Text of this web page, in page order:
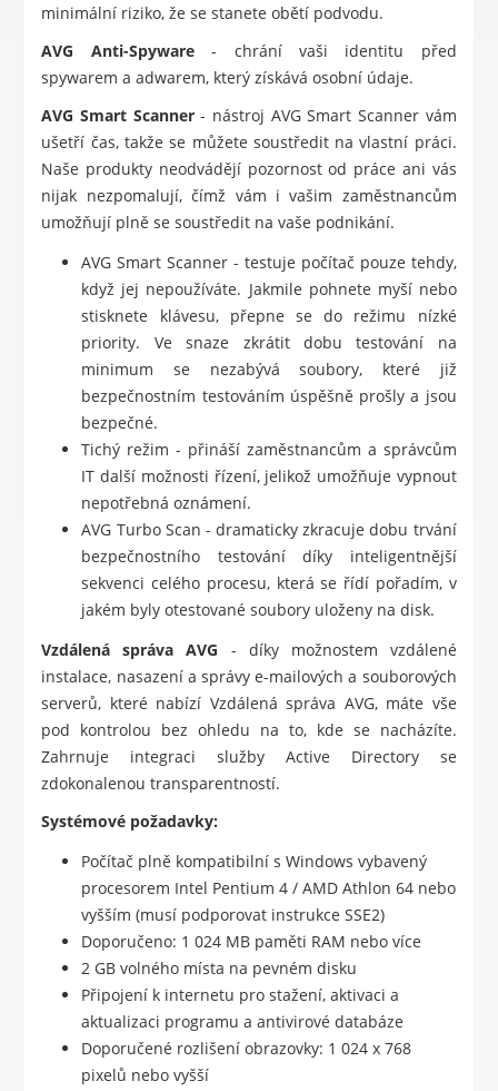
minimální riziko, že se stanete obětí podvodu.
AVG Anti-Spyware- chrání vaši identitu před
spywarem a adwarem, který získává osobní údaje.
AVG Smart Scanner- nástroj AVG Smart Scanner vám
ušetří čas, takže se můžete soustředit na vlastní práci.
Naše produkty neodvádějí pozornost od práce ani vás
nijak nezpomalují, čímž vám i vašim zaměstnancům
umožňují plně se soustředit na vaše podnikání.
AVG Smart Scanner - testuje počítač pouze tehdy,
když jej nepoužíváte. Jakmile pohnete myší nebo
stisknete klávesu, přepne se do režimu nízké
priority. Ve snaze zkrátit dobu testování na
minimum se nezabývá soubory, které již
bezpečnostním testováním úspěšně prošly a jsou
bezpečné.
Tichý režim - přináší zaměstnancům a správcům
IT další možnosti řízení, jelikož umožňuje vypnout
nepotřebná oznámení.
AVG Turbo Scan - dramaticky zkracuje dobu trvání
bezpečnostního testování díky inteligentnější
sekvenci celého procesu, která se řídí pořadím, v
jakém byly otestované soubory uloženy na disk.
Vzdálená správa AVG - díky možnostem vzdálené
instalace, nasazení a správy e-mailových a souborových
serverů, které nabízí Vzdálená správa AVG, máte vše
pod kontrolou bez ohledu na to, kde se nacházíte.
Zahrnuje integraci služby Active Directory se
zdokonalenou transparentností.
Systémové požadavky:
Počítač plně kompatibilní s Windows vybavený
procesorem Intel Pentium 4 / AMD Athlon 64 nebo
vyšším (musí podporovat instrukce SSE2)
Doporučeno: 1 024 MB paměti RAM nebo více
2 GB volného místa na pevném disku
Připojení k internetu pro stažení, aktivaci a
aktualizaci programu a antivirové databáze
Doporučené rozlišení obrazovky: 1 024 x 768
pixelů nebo vyšší